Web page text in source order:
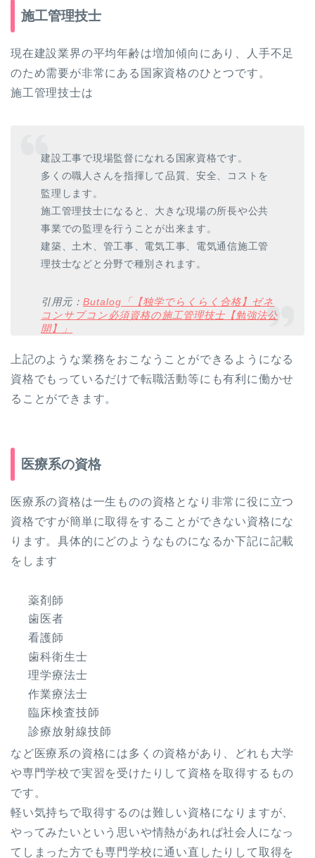
施工管理技士
現在建設業界の平均年齢は増加傾向にあり、人手不足
のため需要が非常にある国家資格のひとつです。
施工管理技士は
建設工事で現場監督になれる国家資格です。
多くの職人さんを指揮して品質、安全、コストを
監理します。
施工管理技士になると、大きな現場の所長や公共
事業での監理を行うことが出来ます。
建築、土木、管工事、電気工事、電気通信施工管
理技士などと分野で種別されます。
引用元：Butalog「【独学でらくらく合格】ゼネ
コンサブコン必須資格の施工管理技士【勉強法公
開】」
上記のような業務をおこなうことができるようになる
資格でもっているだけで転職活動等にも有利に働かせ
ることができます。
医療系の資格
医療系の資格は一生ものの資格となり非常に役に立つ
資格ですが簡単に取得をすることができない資格にな
ります。具体的にどのようなものになるか下記に記載
をします
薬剤師
歯医者
看護師
歯科衛生士
理学療法士
作業療法士
臨床検査技師
診療放射線技師
など医療系の資格には多くの資格があり、どれも大学
や専門学校で実習を受けたりして資格を取得するもの
です。
軽い気持ちで取得するのは難しい資格になりますが、
やってみたいという思いや情熱があれば社会人になっ
てしまった方でも専門学校に通い直したりして取得を